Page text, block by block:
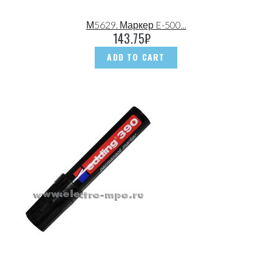
М5629. Маркер E-500...
143.75₽
ADD TO CART